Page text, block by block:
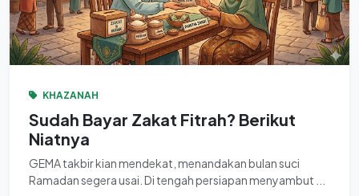
KHAZANAH
Sudah Bayar Zakat Fitrah? Berikut
Niatnya
GEMA takbir kian mendekat, menandakan bulan suci
Ramadan segera usai. Di tengah persiapan menyambut ...